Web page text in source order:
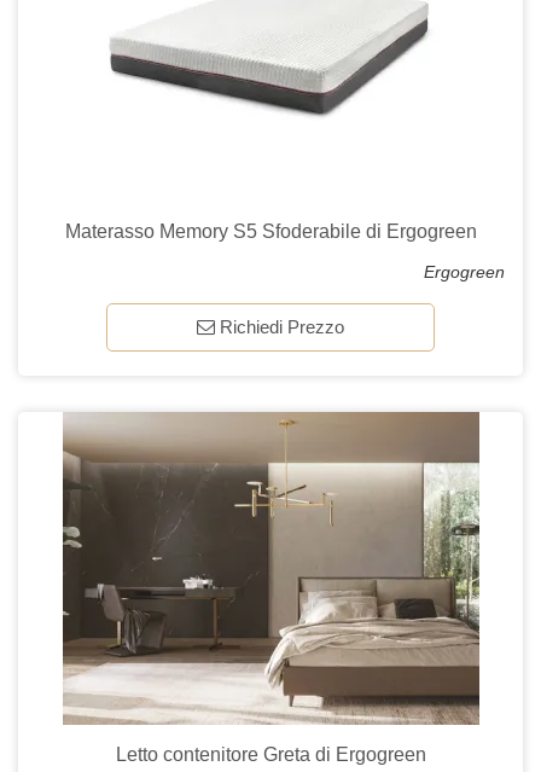
Materasso Memory S5 Sfoderabile di Ergogreen
Ergogreen
Richiedi Prezzo
Letto contenitore Greta di Ergogreen